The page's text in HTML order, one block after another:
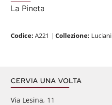
La Pineta
Codice:A221 |Collezione: Luciani
CERVIA UNA VOLTA
Via Lesina, 11